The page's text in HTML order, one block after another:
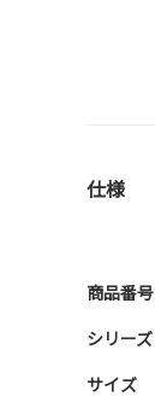
仕様
商品番号
シリーズ
サイズ